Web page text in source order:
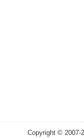
Copyright © 2007-